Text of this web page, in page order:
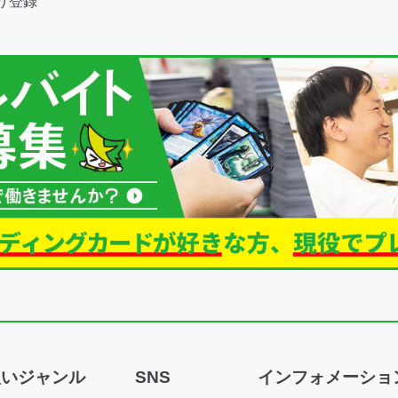
ジャンル SNS インフォメーショ